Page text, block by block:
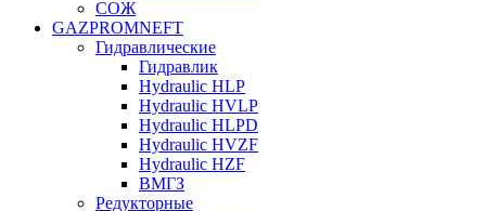
СОЖ
GAZPROMNEFT
Гидравлические
Гидравлик
Hydraulic HLP
Hydraulic HVLP
Hydraulic HLPD
Hydraulic HVZF
Hydraulic HZF
ВМГЗ
Редукторные